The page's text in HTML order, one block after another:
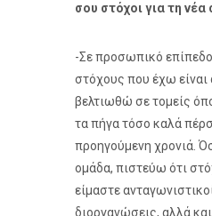
σου στόχοι για τη νέα
-Σε προσωπικό
στόχους που έχω
βελτιωθώ σε τομείς
τα πήγα τόσο καλά
προηγούμενη χρονιά.
ομάδα, πιστεύω ότι
είμαστε
διοργανώσεις, αλλά